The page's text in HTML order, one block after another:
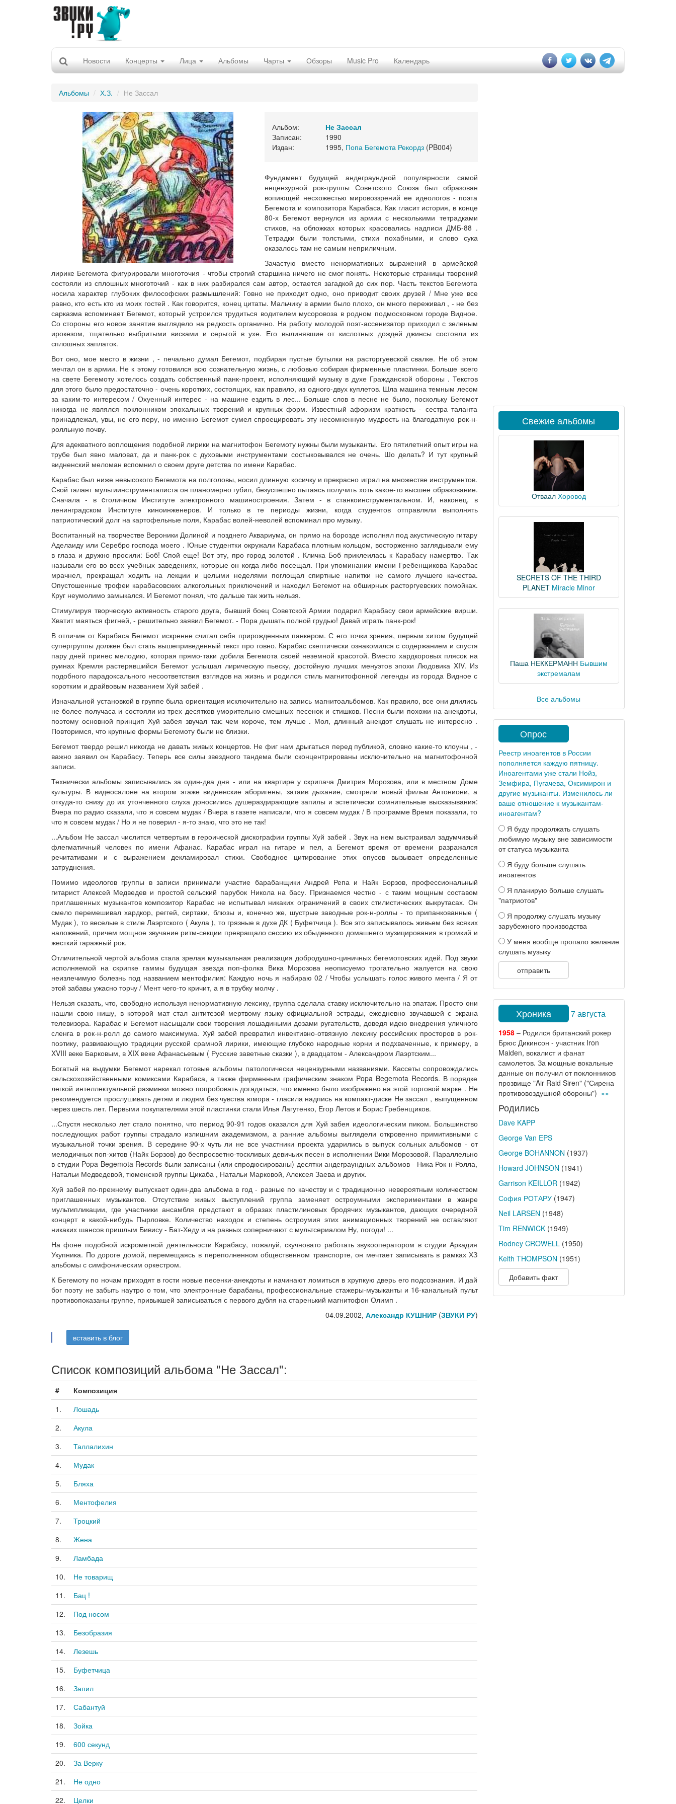
Новости Концерты Лица Альбомы Чарты Обзоры Music Pro Календарь
Альбомы Х.З. Не Зассал
Альбом:
Не Зассал
Записан:
1990
Издан:
1995, Попа Бегемота Рекордз(PB004)
Фундамент будущей андеграундной популярности самой
нецензурной рок-группы Советского Союза был образован
вопиющей несхожестью мировоззрений ее идеологов - поэта
Бегемота и композитора Карабаса. Как гласит история, в конце
80-х Бегемот вернулся из армии с несколькими тетрадками
стихов, на обложках которых красовались надписи ДМБ-88 .
Тетрадки были толстыми, стихи похабными, и слово сука
оказалось там не самым неприличным.
Зачастую вместо ненормативных выражений в армейской
лирике Бегемота фигурировали многоточия - чтобы строгий старшина ничего не смог понять. Некоторые страницы творений
состояли из сплошных многоточий - как в них разбирался сам автор, остается загадкой до сих пор. Часть текстов Бегемота
носила характер глубоких философских размышлений: Говно не приходит одно, оно приводит своих друзей / Мне уже все
равно, кто есть кто из моих гостей . Как говорится, конец цитаты. Мальчику в армии было плохо, он много переживал , - не без
сарказма вспоминает Бегемот, который устроился трудиться водителем мусоровоза в родном подмосковном городе Видное.
Со стороны его новое занятие выглядело на редкость органично. На работу молодой поэт-ассенизатор приходил с зеленым
ирокезом, тщательно выбритыми висками и серьгой в ухе. Его вылинявшие от кислотных дождей джинсы состояли из
сплошных заплаток.
Вот оно, мое место в жизни , - печально думал Бегемот, подбирая пустые бутылки на расторгуевской свалке. Не об этом
мечтал он в армии. Не к этому готовился всю сознательную жизнь, с любовью собирая фирменные пластинки. Больше всего
на свете Бегемоту хотелось создать собственный панк-проект, исполняющий музыку в духе Гражданской обороны . Текстов
для этого было предостаточно - очень коротких, состоящих, как правило, из одного-двух куплетов. Шла машина темным лесом
за каким-то интересом / Охуенный интерес - на машине ездить в лес... Больше слов в песне не было, поскольку Бегемот
никогда не являлся поклонником эпохальных творений и крупных форм. Известный афоризм краткость - сестра таланта
принадлежал, увы, не его перу, но именно Бегемот сумел спроецировать эту несомненную мудрость на благодатную рок-н-
ролльную почву.
Для адекватного воплощения подобной лирики на магнитофон Бегемоту нужны были музыканты. Его пятилетний опыт игры на
трубе был явно маловат, да и панк-рок с духовыми инструментами состыковывался не очень. Шо делать? И тут крупный
видненский меломан вспомнил о своем друге детства по имени Карабас.
Карабас был ниже невысокого Бегемота на полголовы, носил длинную косичку и прекрасно играл на множестве инструментов.
Свой талант мультиинструменталиста он планомерно губил, безуспешно пытаясь получить хоть какое-то высшее образование.
Сначала - в cтоличном Институте электронного машиностроения. Затем - в станкоинструментальном. И, наконец, в
ленинградском Институте киноинженеров. И только в те периоды жизни, когда студентов отправляли выполнять
патриотический долг на картофельные поля, Карабас волей-неволей вспоминал про музыку.
Воспитанный на творчестве Вероники Долиной и позднего Аквариума, он прямо на борозде исполнял под акустическую гитару
Аделаиду или Серебро господа моего . Юные студентки окружали Карабаса плотным кольцом, восторженно заглядывали ему
в глаза и дружно просили: Боб! Спой еще! Вот эту, про город золотой . Кличка Боб приклеилась к Карабасу намертво. Так
называли его во всех учебных заведениях, которые он когда-либо посещал. При упоминании имени Гребенщикова Карабас
мрачнел, прекращал ходить на лекции и целыми неделями поглощал спиртные напитки не самого лучшего качества.
Опустошенные трофеи карабасовских алкогольных приключений и находил Бегемот на обширных расторгуевских помойках.
Круг неумолимо замыкался. И Бегемот понял, что дальше так жить нельзя.
Стимулируя творческую активность старого друга, бывший боец Советской Армии подарил Карабасу свои армейские вирши.
Хватит маяться фигней, - решительно заявил Бегемот. - Пора дышать полной грудью! Давай играть панк-рок!
В отличие от Карабаса Бегемот искренне считал себя прирожденным панкером. С его точки зрения, первым хитом будущей
супергруппы должен был стать вышеприведенный текст про говно. Карабас скептически ознакомился с содержанием и спустя
пару дней принес мелодию, которая прямо-таки добила Бегемота своей неземной красотой. Вместо хардкоровых плясок на
руинах Кремля растерявшийся Бегемот услышал лирическую пьеску, достойную лучших менуэтов эпохи Людовика XIV. Из
подобного парадоксального несоответствия взглядов на жизнь и родился стиль магнитофонной легенды из города Видное с
коротким и драйвовым названием Хуй забей .
Изначальной установкой в группе была ориентация исключительно на запись магнитоальбомов. Как правило, все они длились
не более получаса и состояли из трех десятков уморительно смешных песенок и стишков. Песни были похожи на анекдоты,
поэтому основной принцип Хуй забея звучал так: чем короче, тем лучше . Мол, длинный анекдот слушать не интересно .
Повторимся, что крупные формы Бегемоту были не близки.
Бегемот твердо решил никогда не давать живых концертов. Не фиг нам дрыгаться перед публикой, словно какие-то клоуны , -
важно заявил он Карабасу. Теперь все силы звездного тандема были сконцентрированы исключительно на магнитофонной
записи.
Технически альбомы записывались за один-два дня - или на квартире у скрипача Дмитрия Морозова, или в местном Доме
культуры. В видеосалоне на втором этаже видненские аборигены, затаив дыхание, смотрели новый фильм Антониони, а
откуда-то снизу до их утонченного слуха доносились душераздирающие запилы и эстетически сомнительные высказывания:
Вчера по радио сказали, что я совсем мудак / Вчера в газете написали, что я совсем мудак / В программе Время показали, то
что я совсем мудак / Но я не поверил - я-то знаю, что это не так!
...Альбом Не зассал числится четвертым в героической дискографии группы Хуй забей . Звук на нем выстраивал задумчивый
флегматичный человек по имени Афанас. Карабас играл на гитаре и пел, а Бегемот время от времени разражался
речитативами и с выражением декламировал стихи. Свободное цитирование этих опусов вызывает определенные
затруднения.
Помимо идеологов группы в записи принимали участие барабанщики Андрей Репа и Найк Борзов, профессиональный
гитарист Алексей Медведев и простой сельский парубок Никола на басу. Признаемся честно - с таким мощным составом
приглашенных музыкантов композитор Карабас не испытывал никаких ограничений в своих стилистических выкрутасах. Он
смело перемешивал хардкор, реггей, сиртаки, блюзы и, конечно же, шустрые заводные рок-н-роллы - то припанкованные (
Мудак ), то веселые в стиле Лаэртского ( Акула ), то грязные в духе ДК ( Буфетчица ). Все это записывалось живьем без всяких
наложений, причем мощное звучание ритм-секции превращало сессию из обыденного домашнего музицирования в громкий и
жесткий гаражный рок.
Отличительной чертой альбома стала зрелая музыкальная реализация добродушно-циничных бегемотовских идей. Под звуки
исполняемой на скрипке гаммы будущая звезда поп-фолка Вика Морозова неописуемо трогательно жалуется на свою
неизлечимую болезнь под названием ментофилия: Каждую ночь я набираю 02 / Чтобы услышать голос живого мента / Я от
этой забавы ужасно торчу / Мент чего-то кричит, а я в трубку молчу .
Нельзя сказать, что, свободно используя ненормативную лексику, группа сделала ставку исключительно на эпатаж. Просто они
нашли свою нишу, в которой мат стал антитезой мертвому языку официальной эстрады, ежедневно звучавшей с экрана
телевизора. Карабас и Бегемот насыщали свои творения лошадиными дозами ругательств, доведя идею внедрения уличного
сленга в рок-н-ролл до самого максимума. Хуй забей превратил инвективно-отвязную лексику российских просторов в рок-
поэтику, развивающую традиции русской срамной лирики, имеющие глубоко народные корни и подхваченные, к примеру, в
XVIII веке Барковым, в XIX веке Афанасьевым ( Русские заветные сказки ), в двадцатом - Александром Лаэртским...
Богатый на выдумки Бегемот нарекал готовые альбомы патологически нецензурными названиями. Кассеты сопровождались
сельскохозяйственными комиксами Карабаса, а также фирменным графическим знаком Popa Begemota Records. В порядке
легкой интеллектуальной разминки можно попробовать догадаться, что именно было изображено на этой торговой марке . Не
рекомендуется прослушивать детям и людям без чувства юмора - гласила надпись на компакт-диске Не зассал , выпущенном
через шесть лет. Первыми покупателями этой пластинки стали Илья Лагутенко, Егор Летов и Борис Гребенщиков.
...Спустя несколько лет стало понятно, что период 90-91 годов оказался для Хуй забея идеологическим пиком. Большинство
последующих работ группы страдало излишним академизмом, а ранние альбомы выглядели откровенно примитивными с
музыкальной точки зрения. В середине 90-х чуть ли не все участники проекта ударились в выпуск сольных альбомов - от
мелодичных поп-хитов (Найк Борзов) до беспросветно-тоскливых девичьих песен в исполнении Вики Морозовой. Параллельно
в студии Popa Begemota Records были записаны (или спродюсированы) десятки андеграундных альбомов - Ника Рок-н-Ролла,
Натальи Медведевой, тюменской группы Цикаба , Натальи Марковой, Алексея Заева и других.
Хуй забей по-прежнему выпускает один-два альбома в год - разные по качеству и с традиционно невероятным количеством
приглашенных музыкантов. Отсутствие живых выступлений группа заменяет остроумными экспериментами в жанре
мультипликации, где участники ансамбля предстают в образах пластилиновых бродячих музыкантов, дающих очередной
концерт в какой-нибудь Пырловке. Количество находок и степень остроумия этих анимационных творений не оставляют
никаких шансов пришлым Бивису - Бат-Хеду и на равных соперничают с мультсериалом Ну, погоди! ...
На фоне подобной искрометной деятельности Карабасу, пожалуй, скучновато работать звукооператором в студии Аркадия
Укупника. По дороге домой, перемещаясь в переполненном общественном транспорте, он мечтает записывать в рамках ХЗ
альбомы с симфоническим оркестром.
К Бегемоту по ночам приходят в гости новые песенки-анекдоты и начинают ломиться в хрупкую дверь его подсознания. И дай
бог поэту не забыть наутро о том, что электронные барабаны, профессиональные стажеры-музыканты и 16-канальный пульт
противопоказаны группе, привыкшей записываться с первого дубля на старенький магнитофон Олимп .
04.09.2002, Александр КУШНИР(ЗВУКИ РУ)
вставить в блог
Список композиций альбома "Не Зассал":
#
Композиция
1.
Лошадь
2.
Акула
3.
Таллалихин
4.
Мудак
5.
Бляха
6.
Ментофелия
7.
Троцкий
8.
Жена
9.
Ламбада
10.
Не товарищ
11.
Бац !
12.
Под носом
13.
Безобразия
14.
Лезешь
15.
Буфетчица
16.
Запил
17.
Сабантуй
18.
Зойка
19.
600 секунд
20.
За Верку
21.
Не одно
22.
Целки
Свежие альбомы
Отваал Хоровод
SECRETS OF THE THIRD
PLANET Miracle Minor
Паша НЕККЕРМАНН Бывшим
экстремалам
Все альбомы
Опрос
Реестр иноагентов в России
пополняется каждую пятницу.
Иноагентами уже стали Нойз,
Земфира, Пугачева, Оксимирон и
другие музыканты. Изменилось ли
ваше отношение к музыкантам-
иноагентам?
Я буду продолжать слушать
любимую музыку вне зависимости
от статуса музыканта
Я буду больше слушать
иноагентов
Я планирую больше слушать
"патриотов"
Я продолжу слушать музыку
зарубежного производства
У меня вообще пропало желание
слушать музыку
отправить
Хроника 7 августа
1958– Родился британский рокер
Брюс Дикинсон - участник Iron
Maiden, вокалист и фанат
самолетов. За мощные вокальные
данные он получил от поклонников
прозвище "Air Raid Siren" ("Сирена
противовоздушной обороны") »»
Родились
Dave KAPP
George Van EPS
George BOHANNON (1937)
Howard JOHNSON (1941)
Garrison KEILLOR(1942)
София РОТАРУ(1947)
Neil LARSEN (1948)
Tim RENWICK(1949)
Rodney CROWELL(1950)
Keith THOMPSON (1951)
Добавить факт